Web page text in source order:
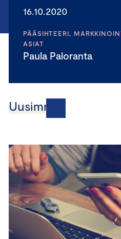
16.10.2020
PÄÄSIHTEERI,
ASIAT
Paula Paloranta
Uusimmat